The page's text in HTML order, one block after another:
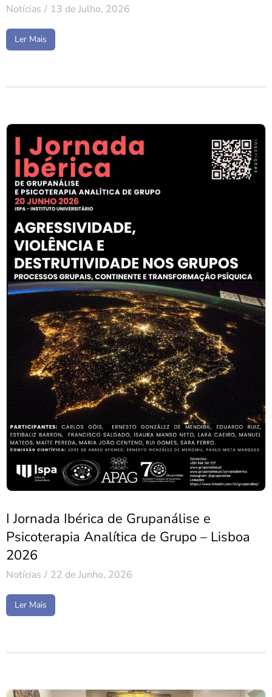
Notícias 13 de Julho, 2026
Ler Mais
I Jornada Ibérica de Grupanálise e
Psicoterapia Analítica de Grupo – Lisboa
2026
Notícias 22 de Junho, 2026
Ler Mais